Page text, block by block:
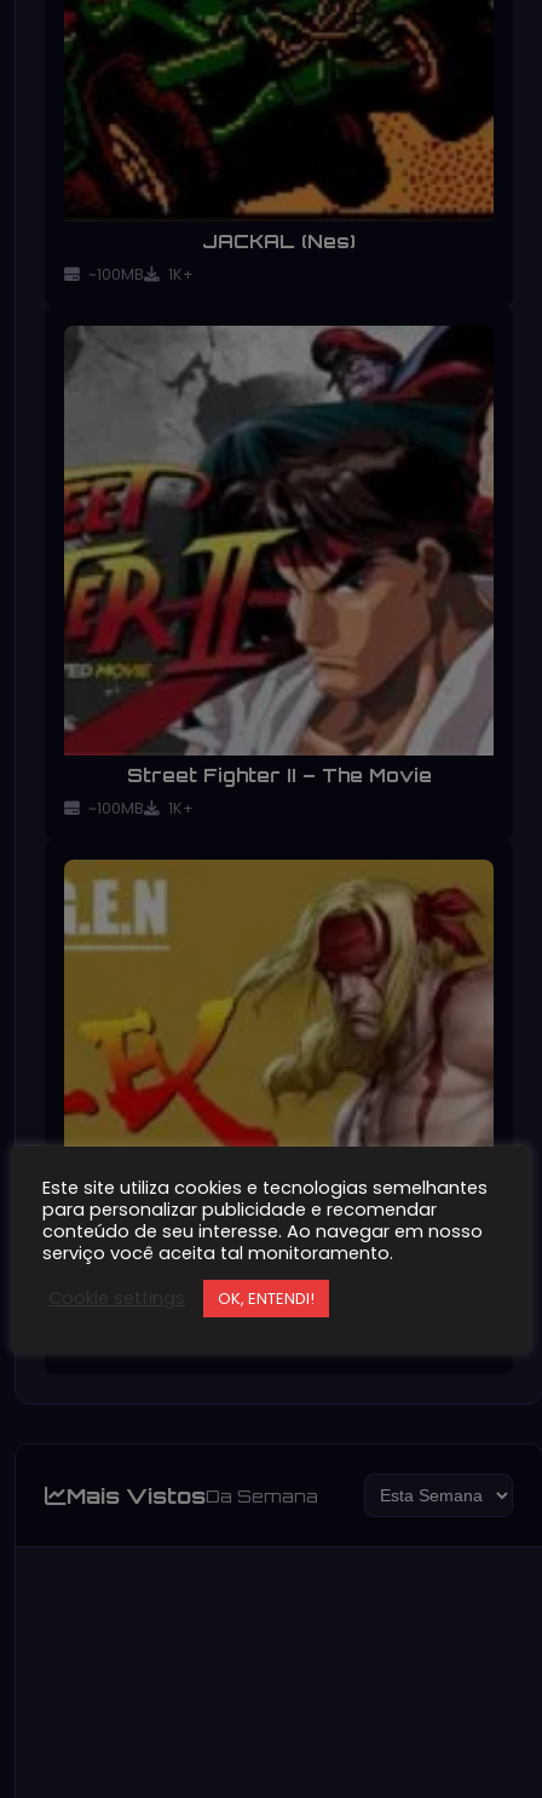
JACKAL (Nes)
~100MB 1K+
Street Fighter II – The Movie
~100MB 1K+
Alex (Street Fighter)
Mais VistosDa Semana
Este site utiliza cookies e tecnologias semelhantes
para personalizar publicidade e recomendar
conteúdo de seu interesse. Ao navegar em nosso
serviço você aceita tal monitoramento.
OK, ENTENDI!